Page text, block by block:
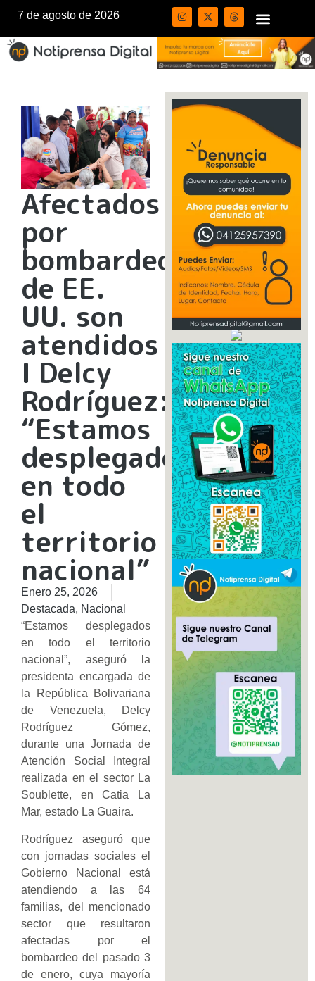
7 de agosto de 2026
Afectados
por
bombardeo
de EE.
UU. son
atendidos
I Delcy
Rodríguez:
“Estamos
desplegados
en todo
el
territorio
nacional”
Enero 25, 2026
Destacada, Nacional
“Estamos desplegados
en todo el territorio
nacional”, aseguró la
presidenta encargada de
la República Bolivariana
de Venezuela, Delcy
Rodríguez Gómez,
durante una Jornada de
Atención Social Integral
realizada en el sector La
Soublette, en Catia La
Mar, estado La Guaira.
Rodríguez aseguró que
con jornadas sociales el
Gobierno Nacional está
atendiendo a las 64
familias, del mencionado
sector que resultaron
afectadas por el
bombardeo del pasado 3
de enero, cuya mayoría